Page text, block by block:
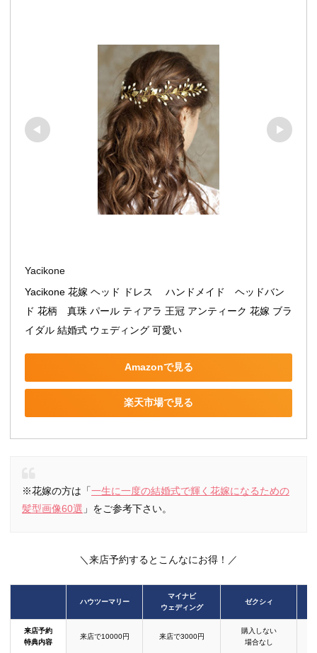
Yacikone
Yacikone 花嫁 ヘッド ドレス 　ハンドメイド　ヘッドバン
ド 花柄　真珠 パール ティアラ 王冠 アンティーク 花嫁 ブラ
イダル 結婚式 ウェディング 可愛い
Amazonで見る
楽天市場で見る
※花嫁の方は「一生に一度の結婚式で輝く花嫁になるための
髪型画像60選 」をご参考下さい。
＼来店予約するとこんなにお得！／
ハウツーマリー
マイナビ
ウェディング
ゼクシィ
来店予約
特典内容
来店で10000円 来店で3000円
購入しない
場合なし